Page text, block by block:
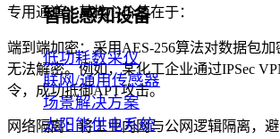
智能感知设备
低功耗数采仪
联网/通用传感器
场景解决方案
太阳能供电系统
专用通道，其核心价值在于：
端到端加密：采用AES-256算法对数据包
无法解密。例如，某化工企业通过IPSec
令，成功抵御APT攻击。
网络隔离：将工业内网与公网逻辑隔离，避